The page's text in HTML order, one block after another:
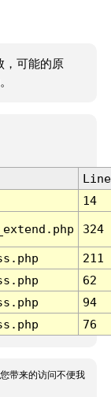
，可能的原
Line
14
324
211
62
94
76
带来的访问不便我